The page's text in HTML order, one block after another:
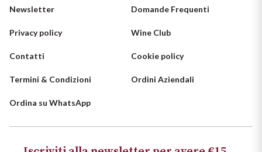
Newsletter Domande Frequenti
Privacy policy Wine Club
Contatti Cookie policy
Termini & Condizioni Ordini Aziendali
Ordina su WhatsApp